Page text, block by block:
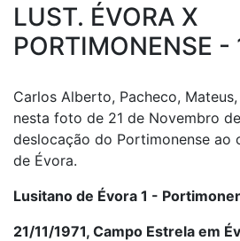
LUST. ÉVORA X
PORTIMONENSE -
Carlos Alberto, Pacheco,
nesta foto de 21 de Novembro
deslocação do Portimonense ao
de Évora.
Lusitano de Évora 1 -
21/11/1971, Campo Estrela em